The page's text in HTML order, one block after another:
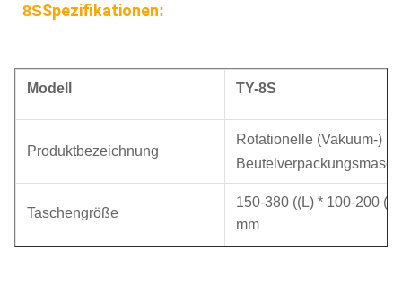
8SSpezifikationen:
Modell TY-8S
Produktbezeichnung
Rotationelle (Vakuum-)
Taschengröße
150-380 ((L) * 100-200
mm